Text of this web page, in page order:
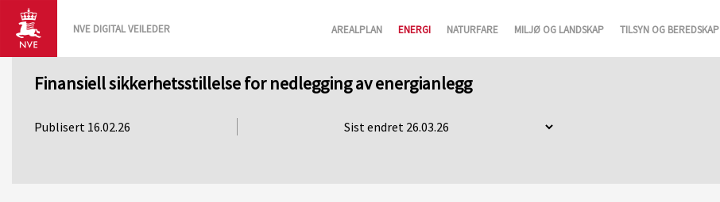
NVE DIGITAL VEILEDER AREALPLAN ENERGI NATURFARE MILJØ OG LANDSKAP TILSYN OG BEREDSKAP
Finansiell sikkerhetsstillelse for nedlegging av energianlegg
Publisert 16.02.26